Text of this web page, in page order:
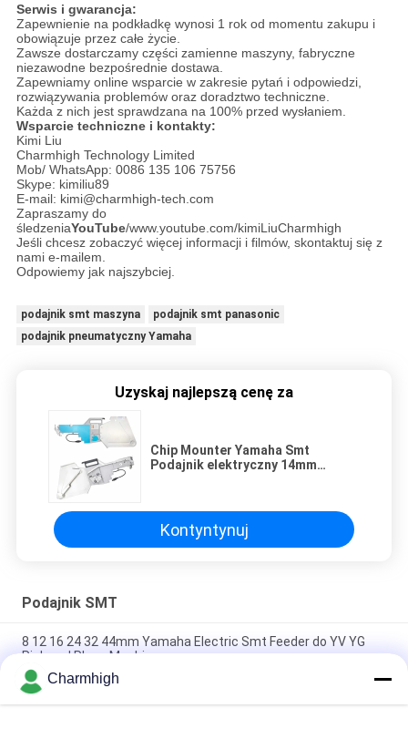
Serwis i gwarancja:
Zapewnienie na podkładkę wynosi 1 rok od momentu zakupu i
obowiązuje przez całe życie.
Zawsze dostarczamy części zamienne maszyny, fabryczne
niezawodne bezpośrednie dostawa.
Zapewniamy online wsparcie w zakresie pytań i odpowiedzi,
rozwiązywania problemów oraz doradztwo techniczne.
Każda z nich jest sprawdzana na 100% przed wysłaniem.
Wsparcie techniczne i kontakty:
Kimi Liu
Charmhigh Technology Limited
Mob/ WhatsApp: 0086 135 106 75756
Skype: kimiliu89
E-mail: kimi@charmhigh-tech.com
Zapraszamy do
śledzeniaYouTube/www.youtube.com/kimiLiuCharmhigh
Jeśli chcesz zobaczyć więcej informacji i filmów, skontaktuj się z
nami e-mailem.
Odpowiemy jak najszybciej.
podajnik smt maszyna
podajnik smt panasonic
podajnik pneumatyczny Yamaha
Uzyskaj najlepszą cenę za
Chip Mounter Yamaha Smt
Podajnik elektryczny 14mm
Kontyntynuj
Podajnik SMT
8 12 16 24 32 44mm Yamaha Electric Smt Feeder do YV YG
Pick and Place Machine
Yamaha Electric Feeder 8 12 16 24mm do DIY Pick and Place
Machine, Charmhigh SMT Machine
Charmhigh